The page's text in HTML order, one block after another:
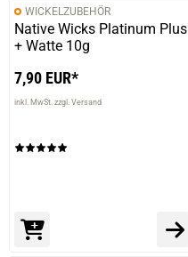
WICKELZUBEHÖR
Native Wicks Platinum Plus
+ Watte 10g
7,90 EUR*
inkl. MwSt. zzgl. Versand